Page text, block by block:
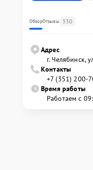
ОбзорОтзывы 330
Адрес
г. Челябинск,
Контакты
+7 (351) 200-
Время работы
Работаем с